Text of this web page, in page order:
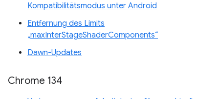
Kompatibilitätsmodus unter Android
Entfernung des Limits
„maxInterStageShaderComponents“
Dawn-Updates
Chrome 134